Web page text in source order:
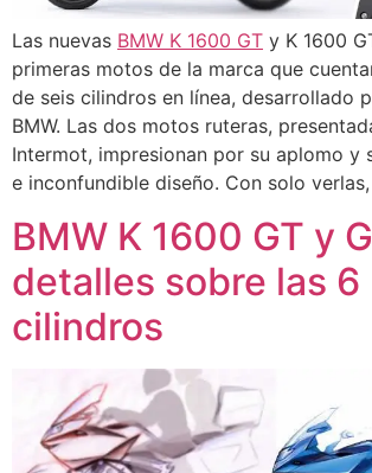
Las nuevas BMW K 1600 GT y K 1600
primeras motos de la marca que
de seis cilindros en línea, desarrollado
BMW. Las dos motos ruteras,
Intermot, impresionan por su aplomo y
e inconfundible diseño. Con solo
BMW K 1600 GT y
detalles sobre las 6
cilindros